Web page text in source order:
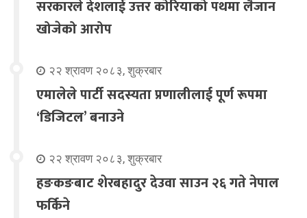
सरकारले देशलाई उत्तर कोरियाको पथमा लैजान
खोजेको आरोप
२२ श्रावण २०८३, शुक्रबार
एमालेले पार्टी सदस्यता प्रणालीलाई पूर्ण रूपमा
‘डिजिटल’ बनाउने
२२ श्रावण २०८३, शुक्रबार
हङकङबाट शेरबहादुर देउवा साउन २६ गते नेपाल
फर्किने